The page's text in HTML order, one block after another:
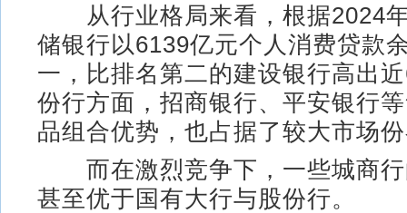
从行业格局来看，根据2024
储银行以6139亿元个人消费贷款
一，比排名第二的建设银行高出
份行方面，招商银行、平安银行
品组合优势，也占据了较大市场
而在激烈竞争下，一些城商行
甚至优于国有大行与股份行。